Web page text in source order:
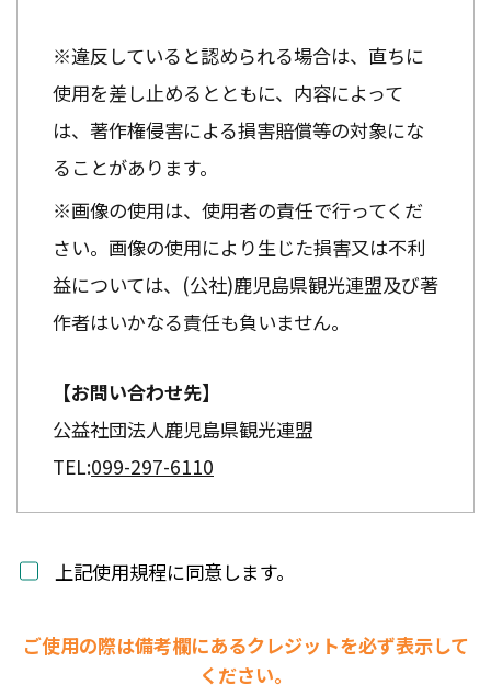
※違反していると認められる場合は、直ちに
使用を差し止めるとともに、内容によって
は、著作権侵害による損害賠償等の対象にな
ることがあります。
※画像の使用は、使用者の責任で行ってくだ
さい。画像の使用により生じた損害又は不利
益については、(公社)鹿児島県観光連盟及び著
作者はいかなる責任も負いません。
【お問い合わせ先】
公益社団法人鹿児島県観光連盟
TEL:099-297-6110
上記使用規程に同意します。
ご使用の際は備考欄にあるクレジットを必ず表示して
ください。